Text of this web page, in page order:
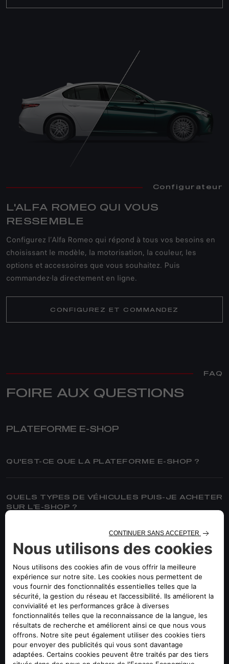
Configurateur
L'ALFA ROMEO QUI VOUS
RESSEMBLE
Configurez l’Alfa Romeo qui répond à tous vos besoins en
choisissant le modèle, la motorisation, la couleur, les
options et accessoires que vous souhaitez. Puis
commandez-la directement en ligne.
CONFIGUREZ ET COMMANDEZ
FAQ
FOIRE AUX QUESTIONS
PLATEFORME E-SHOP
QU'EST-CE QUE LA PLATEFORME E-SHOP ?
QUELS TYPES DE VÉHICULES PUIS-JE ACHETER
SUR L’E-SHOP ?
QUE SIGNIFIE “EN STOCK” ?
QUELLES SONT LES GARANTIES DONT
BÉNÉFICIENT LES VÉHICULES ACHETÉ EN
LIGNE ?
CRÉATION DE COMPTE